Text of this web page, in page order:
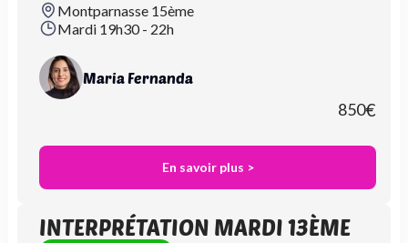
Montparnasse 15ème
Mardi 19h30 - 22h
Maria Fernanda
850€
En savoir plus >
INTERPRÉTATION MARDI 13ÈME